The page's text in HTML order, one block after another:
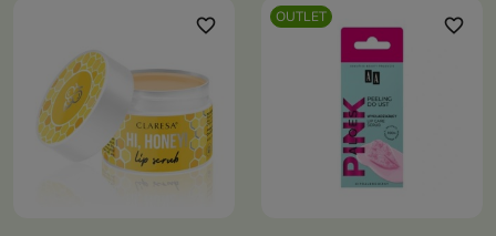
favorite_border OUTLET favorite_border